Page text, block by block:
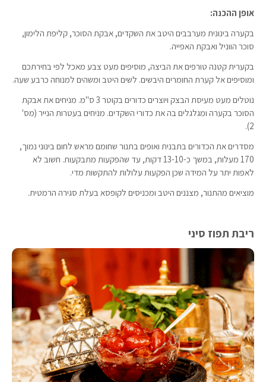
אופן ההכנה:
בקערה בינונית מערבבים היטב את השקדים, אבקת הסוכר, קליפת הלימון,
סוכר הווניל ואבקת האפייה.
בקערית קטנה טורפים את הביצה, מוסיפים מעט צבע מאכל לפי בחירתכם
ומוסיפים אל קערת החומרים היבשים. לשים היטב ומשהים למנוחה כרבע שעה.
נוטלים מעט מעיסת הבצק ויוצרים כדורים בקוטר 3 ס"מ. מניחים את אבקת
הסוכר בקערה ומגלגלים בה את כדורי השקדים. מניחים בעטרות הנייר (מס'
2).
מסדרים את הכדורים בתבנית ואופים בתנור שחומם מראש לחום בינוני נמוך,
170 מעלות, במשך כ-13-10 דקות, עד שהפקעות מתבקעות. חשוב לא
לאפות יתר על המידה שכן הפקעות עלולות להתקשות מדי.
מוציאים מהתנור, מצננים היטב ומכניסים לקופסא בעלת סגירה הרמטית.
ריבת תפוז סיני